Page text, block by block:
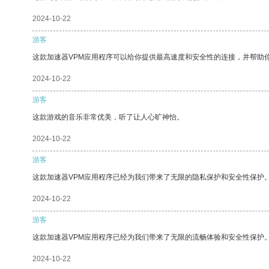
2024-10-22
游客
这款加速器VPM应用程序可以给你提供最高速度和安全性的连接，并帮助
2024-10-22
游客
这款游戏的音乐非常优美，听了让人心旷神怡。
2024-10-22
游客
这款加速器VPM应用程序已经为我们带来了无限的隐私保护和安全性保护
2024-10-22
游客
这款加速器VPM应用程序已经为我们带来了无限的流畅体验和安全性保护
2024-10-22